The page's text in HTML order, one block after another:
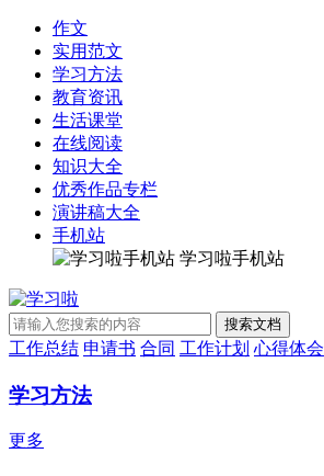
作文
实用范文
学习方法
教育资讯
生活课堂
在线阅读
知识大全
优秀作品专栏
演讲稿大全
手机站
学习啦手机站
工作总结 申请书 合同 工作计划 心得体会
学习方法
更多